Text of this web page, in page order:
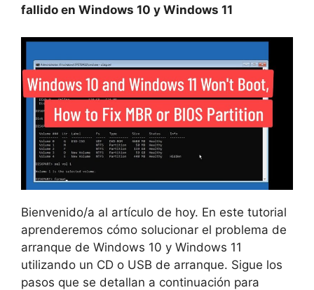
fallido en Windows 10 y Windows 11
Bienvenido/a al artículo de hoy. En este tutorial
aprenderemos cómo solucionar el problema de
arranque de Windows 10 y Windows 11
utilizando un CD o USB de arranque. Sigue los
pasos que se detallan a continuación para